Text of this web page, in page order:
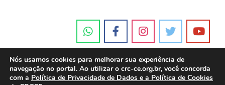
Nós usamos cookies para melhorar sua experiência de
navegação no portal. Ao utilizar o crc-ce.org.br, você concorda
com a Política de Privacidade de Dados e a Política de Cookies